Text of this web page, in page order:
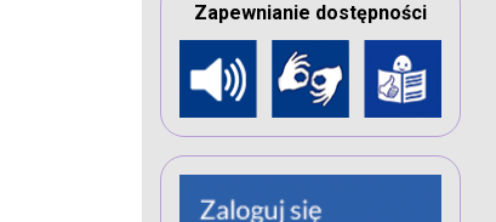
Zapewnianie dostępności